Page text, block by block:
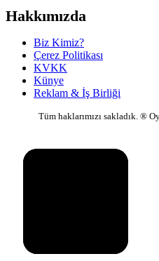
Hakkımızda
Biz Kimiz?
Çerez Politikası
KVKK
Künye
Reklam & İş Birliği
Tüm haklarımızı sakladık. ®